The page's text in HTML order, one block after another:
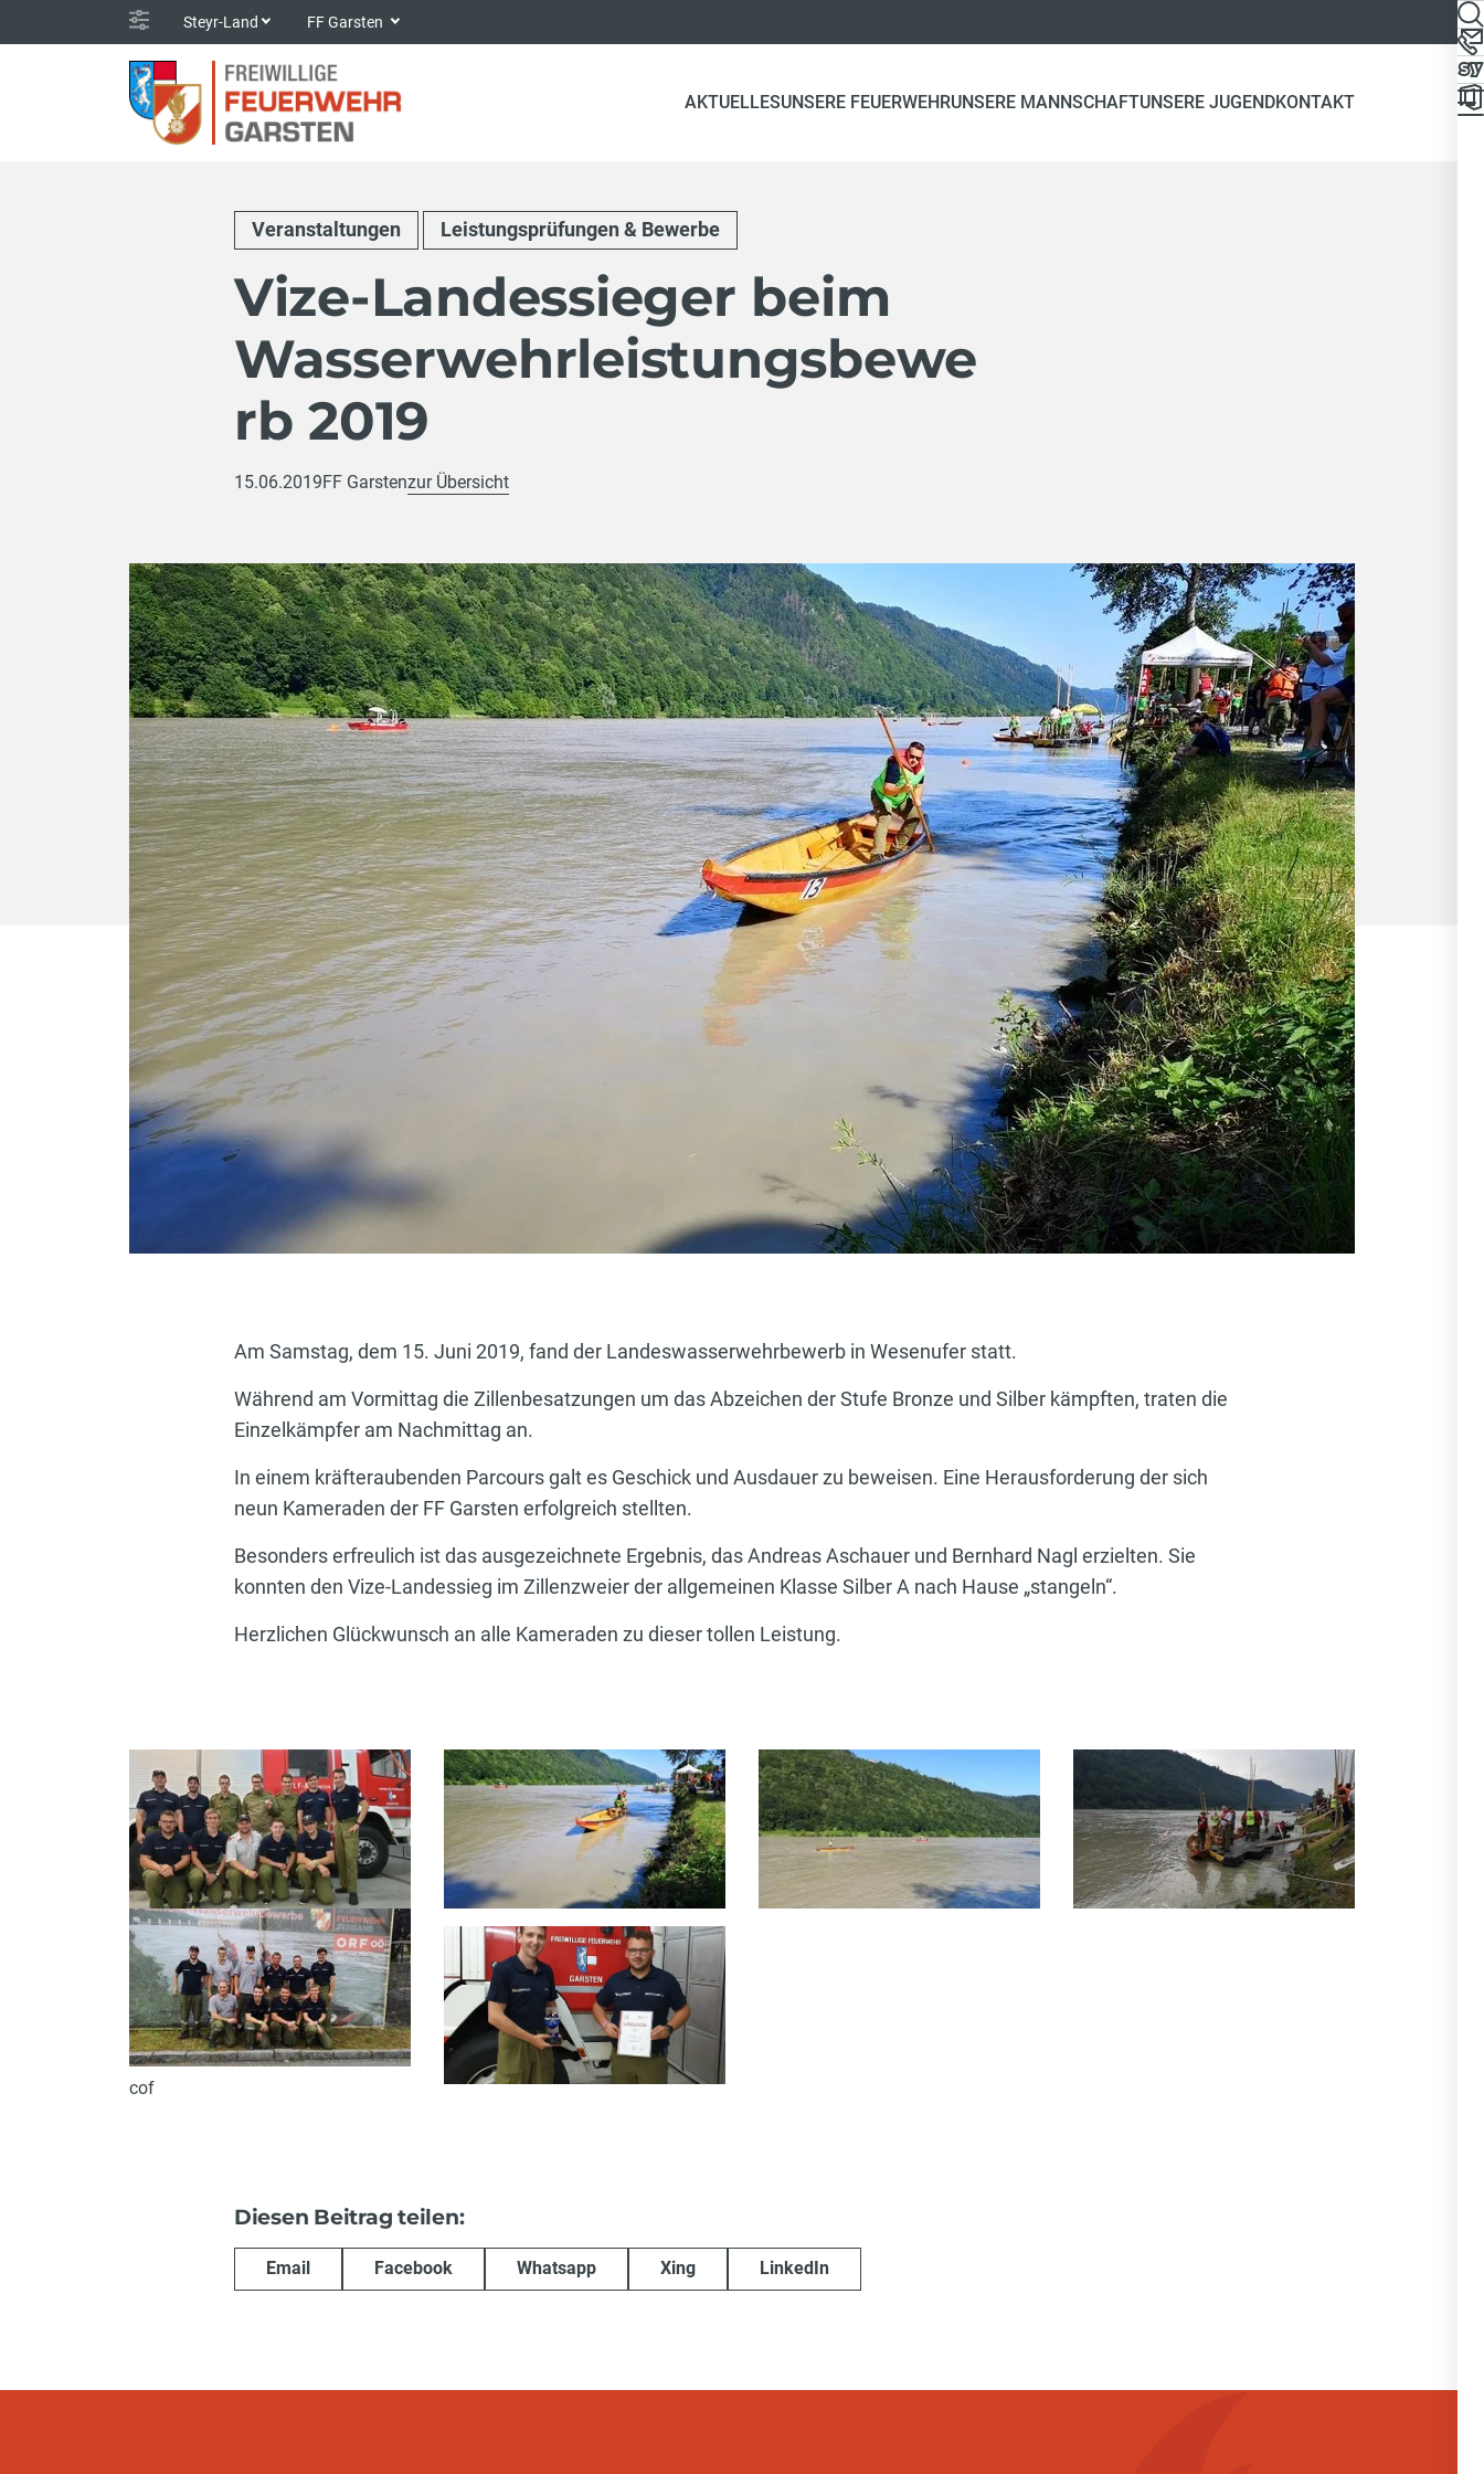
Steyr-Land FF Garsten
AKTUELLESUNSERE FEUERWEHRUNSERE MANNSCHAFTUNSERE JUGENDKONTAKT
Veranstaltungen Leistungsprüfungen & Bewerbe
Vize-Landessieger beim
Wasserwehrleistungsbewe
rb 2019
15.06.2019FF Garstenzur Übersicht
Am Samstag, dem 15. Juni 2019, fand der Landeswasserwehrbewerb in Wesenufer statt.
Während am Vormittag die Zillenbesatzungen um das Abzeichen der Stufe Bronze und Silber kämpften, traten die
Einzelkämpfer am Nachmittag an.
In einem kräfteraubenden Parcours galt es Geschick und Ausdauer zu beweisen. Eine Herausforderung der sich
neun Kameraden der FF Garsten erfolgreich stellten.
Besonders erfreulich ist das ausgezeichnete Ergebnis, das Andreas Aschauer und Bernhard Nagl erzielten. Sie
konnten den Vize-Landessieg im Zillenzweier der allgemeinen Klasse Silber A nach Hause „stangeln“.
Herzlichen Glückwunsch an alle Kameraden zu dieser tollen Leistung.
cof
Diesen Beitrag teilen:
Email Facebook Whatsapp Xing LinkedIn